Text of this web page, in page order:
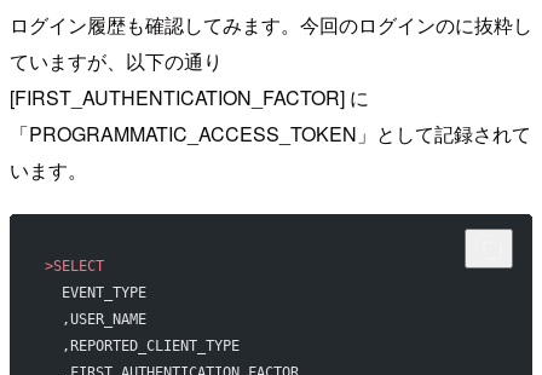
ログイン履歴も確認してみます。今回のログインのに抜粋し
ていますが、以下の通り
[FIRST_AUTHENTICATION_FACTOR] に
「PROGRAMMATIC_ACCESS_TOKEN」として記録されて
います。
>SELECT
  EVENT_TYPE
  ,USER_NAME
  ,REPORTED_CLIENT_TYPE